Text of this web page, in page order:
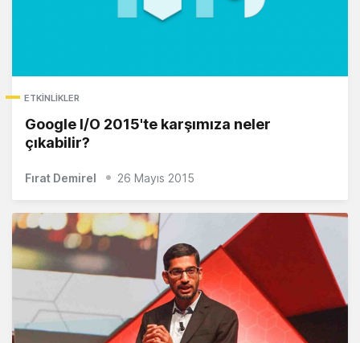
ETKINLIKLER
Google I/O 2015'te karşımıza neler
çıkabilir?
Fırat Demirel 26 Mayıs 2015